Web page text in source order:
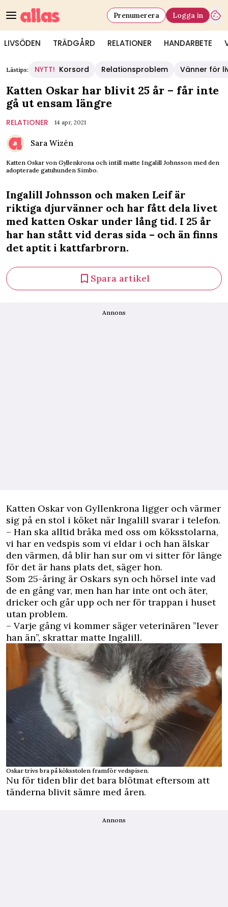
LIVSÖDEN TRÄDGÅRD RELATIONER HANDARBETE
Prenumerera Logga in
Lästips: NYTT! Korsord Relationsproblem Vänner för
Katten Oskar har blivit 25 år – får inte
gå ut ensam längre
RELATIONER 14 apr, 2021
Sara Wizén
Katten Oskar von Gyllenkrona och intill matte Ingalill Johnsson med den
adopterade gatuhunden Simbo.
Ingalill Johnsson och maken Leif är
riktiga djurvänner och har fått dela livet
med katten Oskar under lång tid. I 25 år
har han stått vid deras sida – och än finns
det aptit i kattfarbrorn.
Spara artikel
Annons
Katten Oskar von Gyllenkrona ligger och värmer
sig på en stol i köket när Ingalill svarar i telefon.
– Han ska alltid bråka med oss om köksstolarna,
vi har en vedspis som vi eldar i och han älskar
den värmen, då blir han sur om vi sitter för länge
för det är hans plats det, säger hon.
Som 25-åring är Oskars syn och hörsel inte vad
de en gång var, men han har inte ont och äter,
dricker och går upp och ner för trappan i huset
utan problem.
– Varje gång vi kommer säger veterinären ”lever
han än”, skrattar matte Ingalill.
Oskar trivs bra på köksstolen framför vedspisen.
Nu för tiden blir det bara blötmat eftersom att
tänderna blivit sämre med åren.
Annons